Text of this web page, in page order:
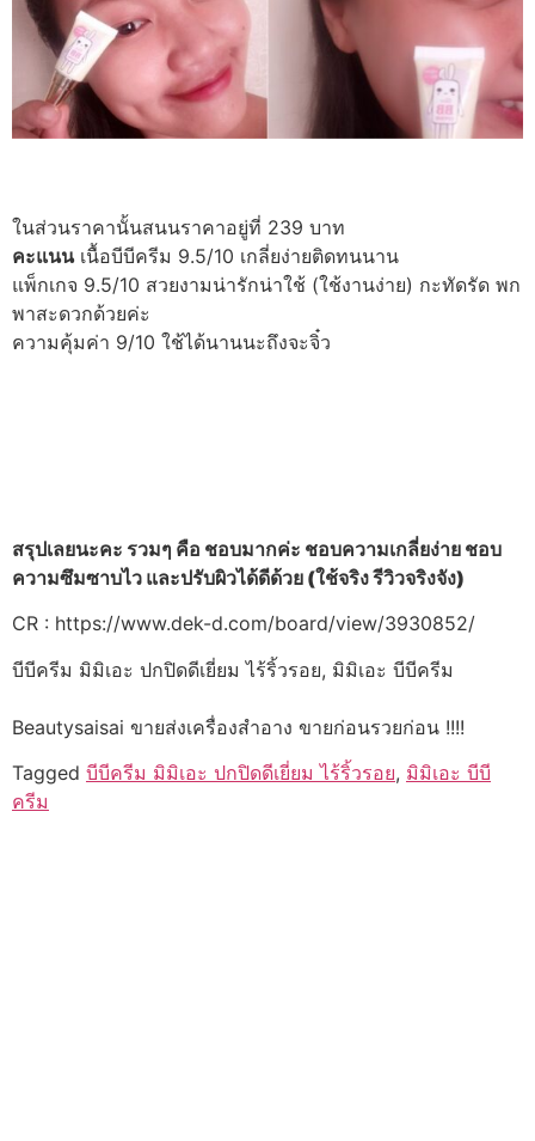
ในส่วนราคานั้นสนนราคาอยู่ที่ 239 บาท
คะแนนเนื้อบีบีครีม 9.5/10 เกลี่ยง่ายติดทนนาน
แพ็กเกจ 9.5/10 สวยงามน่ารักน่าใช้ (ใช้งานง่าย) กะทัดรัด พก
พาสะดวกด้วยค่ะ
ความคุ้มค่า 9/10 ใช้ได้นานนะถึงจะจิ๋ว
สรุปเลยนะคะ รวมๆ คือ ชอบมากค่ะ ชอบความเกลี่ยง่าย ชอบ
ความซึมซาบไว และปรับผิวได้ดีด้วย (ใช้จริง รีวิวจริงจัง)
CR : https://www.dek-d.com/board/view/3930852/
บีบีครีม มิมิเอะ ปกปิดดีเยี่ยม ไร้ริ้วรอย, มิมิเอะ บีบีครีม
Beautysaisai ขายส่งเครื่องสำอาง ขายก่อนรวยก่อน !!!!
Tagged บีบีครีม มิมิเอะ ปกปิดดีเยี่ยม ไร้ริ้วรอย, มิมิเอะ บีบี
ครีม